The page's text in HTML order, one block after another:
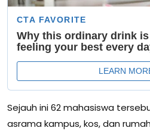
Sejauh ini 62 mahasiswa
asrama kampus, kos, dan